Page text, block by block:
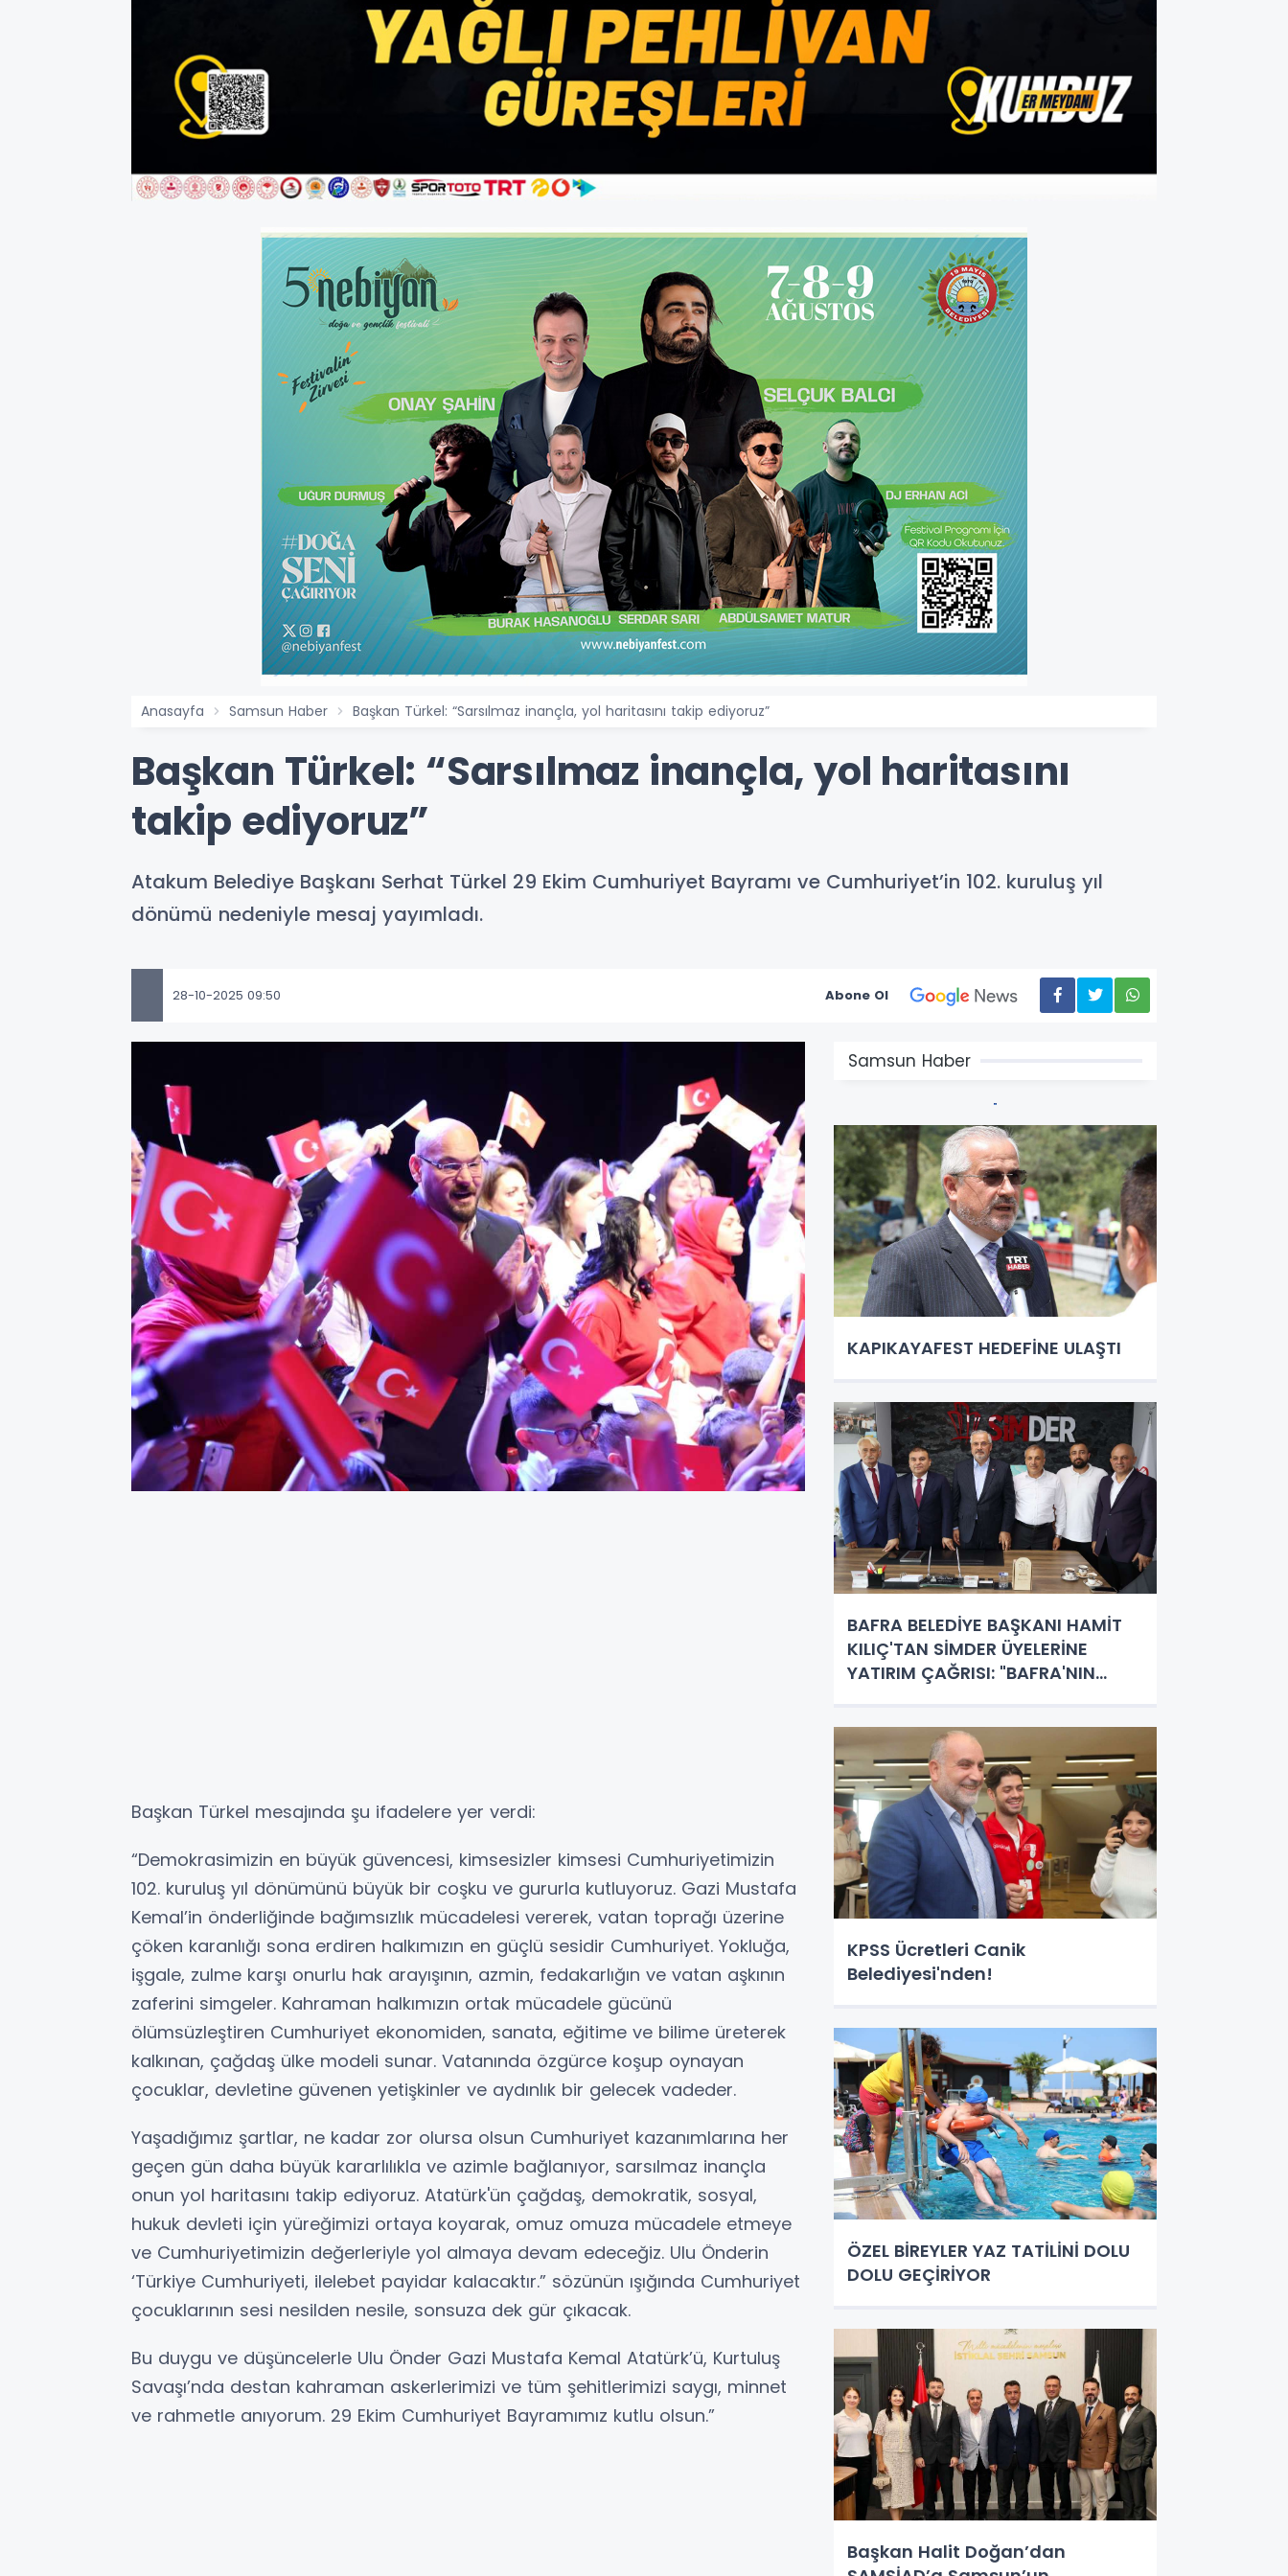
Anasayfa Samsun Haber Başkan Türkel: “Sarsılmaz inançla, yol haritasını takip ediyoruz”
Başkan Türkel: “Sarsılmaz inançla, yol haritasını
takip ediyoruz”
Atakum Belediye Başkanı Serhat Türkel 29 Ekim Cumhuriyet Bayramı ve Cumhuriyet’in 102. kuruluş yıl
dönümü nedeniyle mesaj yayımladı.
28-10-2025 09:50 Abone Ol
Başkan Türkel mesajında şu ifadelere yer verdi:
“Demokrasimizin en büyük güvencesi, kimsesizler kimsesi Cumhuriyetimizin
102. kuruluş yıl dönümünü büyük bir coşku ve gururla kutluyoruz. Gazi Mustafa
Kemal’in önderliğinde bağımsızlık mücadelesi vererek, vatan toprağı üzerine
çöken karanlığı sona erdiren halkımızın en güçlü sesidir Cumhuriyet. Yokluğa,
işgale, zulme karşı onurlu hak arayışının, azmin, fedakarlığın ve vatan aşkının
zaferini simgeler. Kahraman halkımızın ortak mücadele gücünü
ölümsüzleştiren Cumhuriyet ekonomiden, sanata, eğitime ve bilime üreterek
kalkınan, çağdaş ülke modeli sunar. Vatanında özgürce koşup oynayan
çocuklar, devletine güvenen yetişkinler ve aydınlık bir gelecek vadeder.
Yaşadığımız şartlar, ne kadar zor olursa olsun Cumhuriyet kazanımlarına her
geçen gün daha büyük kararlılıkla ve azimle bağlanıyor, sarsılmaz inançla
onun yol haritasını takip ediyoruz. Atatürk'ün çağdaş, demokratik, sosyal,
hukuk devleti için yüreğimizi ortaya koyarak, omuz omuza mücadele etmeye
ve Cumhuriyetimizin değerleriyle yol almaya devam edeceğiz. Ulu Önderin
‘Türkiye Cumhuriyeti, ilelebet payidar kalacaktır.” sözünün ışığında Cumhuriyet
çocuklarının sesi nesilden nesile, sonsuza dek gür çıkacak.
Bu duygu ve düşüncelerle Ulu Önder Gazi Mustafa Kemal Atatürk’ü, Kurtuluş
Savaşı’nda destan kahraman askerlerimizi ve tüm şehitlerimizi saygı, minnet
ve rahmetle anıyorum. 29 Ekim Cumhuriyet Bayramımız kutlu olsun.”
Samsun Haber
KAPIKAYAFEST HEDEFİNE ULAŞTI
BAFRA BELEDİYE BAŞKANI HAMİT
KILIÇ'TAN SİMDER ÜYELERİNE
YATIRIM ÇAĞRISI: "BAFRA'NIN
ATALIM"
KPSS Ücretleri Canik
Belediyesi'nden!
ÖZEL BİREYLER YAZ TATİLİNİ DOLU
DOLU GEÇİRİYOR
Başkan Halit Doğan’dan